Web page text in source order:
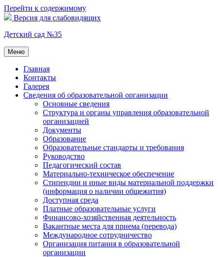
Перейти к содержимому
Версия для слабовидящих
Детский сад №35
Меню
Главная
Контакты
Галерея
Сведения об образовательной организации
Основные сведения
Структура и органы управления образовательной
организацией
Документы
Образование
Образовательные стандарты и требования
Руководство
Педагогический состав
Материально-техническое обеспечение
Стипендии и иные виды материальной поддержки
(информация о наличии общежития)
Доступная среда
Платные образовательные услуги
Финансово-хозяйственная деятельность
Вакантные места для приема (перевода)
Международное сотрудничество
Организация питания в образовательной
организации